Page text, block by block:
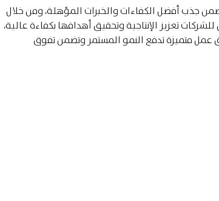
جذب أفضل الكفاءات والخبرات المؤهلة، ومن خلال
تعزيز الإنتاجية وتحقيق أهدافها بكفاءة عالية،
عمل متميزة تدفع النمو المستمر وتضمن تفوق